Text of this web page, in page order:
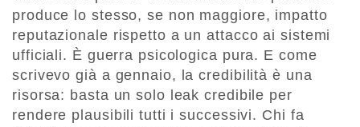
produce lo stesso, se non maggiore, impatto
reputazionale rispetto a un attacco ai sistemi
ufficiali. È guerra psicologica pura. E come
scrivevo già a gennaio, la credibilità è una
risorsa: basta un solo leak credibile per
rendere plausibili tutti i successivi. Chi fa